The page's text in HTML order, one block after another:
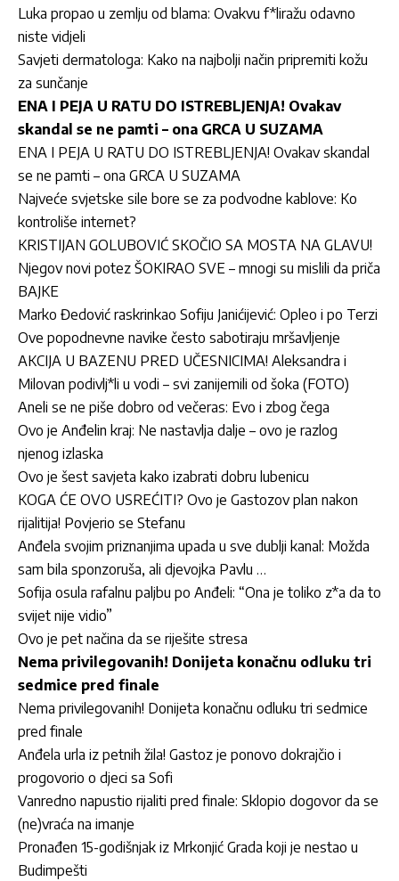
Luka propao u zemlju od blama: Ovakvu f*liražu odavno
niste vidjeli
Savjeti dermatologa: Kako na najbolji način pripremiti kožu
za sunčanje
ENA I PEJA U RATU DO ISTREBLJENJA! Ovakav
skandal se ne pamti – ona GRCA U SUZAMA
ENA I PEJA U RATU DO ISTREBLJENJA! Ovakav skandal
se ne pamti – ona GRCA U SUZAMA
Najveće svjetske sile bore se za podvodne kablove: Ko
kontroliše internet?
KRISTIJAN GOLUBOVIĆ SKOČIO SA MOSTA NA GLAVU!
Njegov novi potez ŠOKIRAO SVE – mnogi su mislili da priča
BAJKE
Marko Đedović raskrinkao Sofiju Janićijević: Opleo i po Terzi
Ove popodnevne navike često sabotiraju mršavljenje
AKCIJA U BAZENU PRED UČESNICIMA! Aleksandra i
Milovan podivlj*li u vodi – svi zanijemili od šoka (FOTO)
Aneli se ne piše dobro od večeras: Evo i zbog čega
Ovo je Anđelin kraj: Ne nastavlja dalje – ovo je razlog
njenog izlaska
Ovo je šest savjeta kako izabrati dobru lubenicu
KOGA ĆE OVO USREĆITI? Ovo je Gastozov plan nakon
rijalitija! Povjerio se Stefanu
Anđela svojim priznanjima upada u sve dublji kanal: Možda
sam bila sponzoruša, ali djevojka Pavlu …
Sofija osula rafalnu paljbu po Anđeli: “Ona je toliko z*a da to
svijet nije vidio”
Ovo je pet načina da se riješite stresa
Nema privilegovanih! Donijeta konačnu odluku tri
sedmice pred finale
Nema privilegovanih! Donijeta konačnu odluku tri sedmice
pred finale
Anđela urla iz petnih žila! Gastoz je ponovo dokrajčio i
progovorio o djeci sa Sofi
Vanredno napustio rijaliti pred finale: Sklopio dogovor da se
(ne)vraća na imanje
Pronađen 15-godišnjak iz Mrkonjić Grada koji je nestao u
Budimpešti